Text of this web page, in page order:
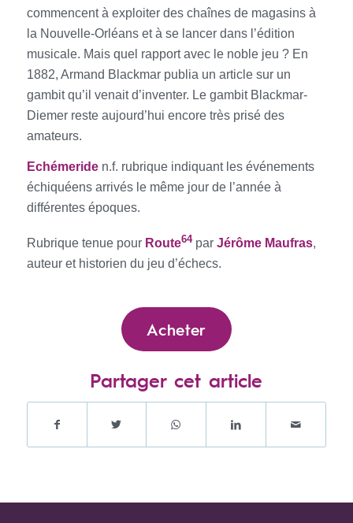
commencent à exploiter des chaînes de magasins à
la Nouvelle-Orléans et à se lancer dans l’édition
musicale. Mais quel rapport avec le noble jeu ? En
1882, Armand Blackmar publia un article sur un
gambit qu’il venait d’inventer. Le gambit Blackmar-
Diemer reste aujourd’hui encore très prisé des
amateurs.
Echémeriden.f. rubrique indiquant les événements
échiquéens arrivés le même jour de l’année à
différentes époques.
Rubrique tenue pour Route64par Jérôme Maufras,
auteur et historien du jeu d’échecs.
Acheter
Partager cet article